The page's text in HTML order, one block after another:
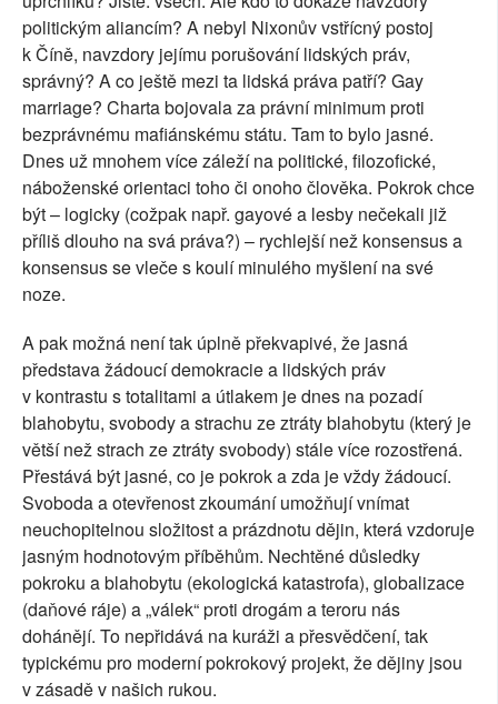
politickým aliancím? A nebyl Nixonův vstřícný postoj
k Číně, navzdory jejímu porušování lidských práv,
správný? A co ještě mezi ta lidská práva patří? Gay
marriage? Charta bojovala za právní minimum proti
bezprávnému mafiánskému státu. Tam to bylo jasné.
Dnes už mnohem více záleží na politické, filozofické,
náboženské orientaci toho či onoho člověka. Pokrok chce
být – logicky (cožpak např. gayové a lesby nečekali již
příliš dlouho na svá práva?) – rychlejší než konsensus a
konsensus se vleče s koulí minulého myšlení na své
noze.
A pak možná není tak úplně překvapivé, že jasná
představa žádoucí demokracie a lidských práv
v kontrastu s totalitami a útlakem je dnes na pozadí
blahobytu, svobody a strachu ze ztráty blahobytu (který je
větší než strach ze ztráty svobody) stále více rozostřená.
Přestává být jasné, co je pokrok a zda je vždy žádoucí.
Svoboda a otevřenost zkoumání umožňují vnímat
neuchopitelnou složitost a prázdnotu dějin, která vzdoruje
jasným hodnotovým příběhům. Nechtěné důsledky
pokroku a blahobytu (ekologická katastrofa), globalizace
(daňové ráje) a „válek“ proti drogám a teroru nás
dohánějí. To nepřidává na kuráži a přesvědčení, tak
typickému pro moderní pokrokový projekt, že dějiny jsou
v zásadě v našich rukou.